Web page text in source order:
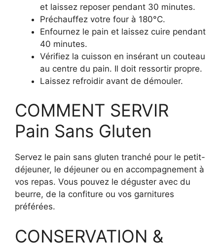
et laissez reposer pendant 30 minutes.
Préchauffez votre four à 180°C.
Enfournez le pain et laissez cuire pendant
40 minutes.
Vérifiez la cuisson en insérant un couteau
au centre du pain. Il doit ressortir propre.
Laissez refroidir avant de démouler.
COMMENT SERVIR
Pain Sans Gluten
Servez le pain sans gluten tranché pour le petit-
déjeuner, le déjeuner ou en accompagnement à
vos repas. Vous pouvez le déguster avec du
beurre, de la confiture ou vos garnitures
préférées.
CONSERVATION &